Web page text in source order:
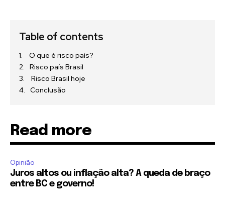
Table of contents
O que é risco país?
Risco país Brasil
Risco Brasil hoje
Conclusão
Read more
Opinião
Juros altos ou inflação alta? A queda de braço
entre BC e governo!